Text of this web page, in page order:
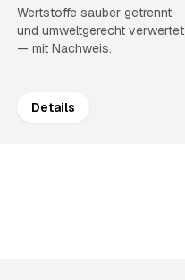
Wertstoffe sauber getrennt
und umweltgerecht verwertet
— mit Nachweis.
Details